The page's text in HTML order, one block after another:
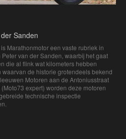
Sanden
Marathonmotor een vaste rubriek in
Peter van der Sanden, waarbij het gaat
die al flink wat kilometers hebben
waarvan de historie grotendeels bekend
Motoren aan de Antoniusstraat
expert) worden deze motoren
technische inspectie